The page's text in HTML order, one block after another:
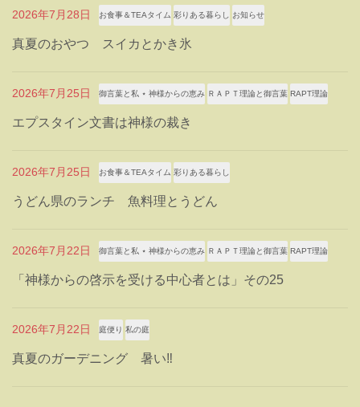
2026年7月28日 お食事＆TEAタイム 彩りある暮らし お知らせ
真夏のおやつ スイカとかき氷
2026年7月25日 御言葉と私 ⋆ 神様からの恵み ＲＡＰＴ理論と御言葉 RAPT理論
エプスタイン文書は神様の裁き
2026年7月25日 お食事＆TEAタイム 彩りある暮らし
うどん県のランチ 魚料理とうどん
2026年7月22日 御言葉と私 ⋆ 神様からの恵み ＲＡＰＴ理論と御言葉 RAPT理論
「神様からの啓示を受ける中心者とは」その25
2026年7月22日 庭便り 私の庭
真夏のガーデニング 暑い‼